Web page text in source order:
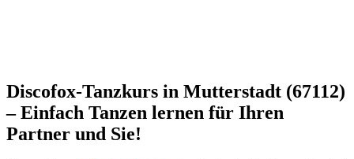
Discofox-Tanzkurs in Mutterstadt (67112)
– Einfach Tanzen lernen für Ihren
Partner und Sie!